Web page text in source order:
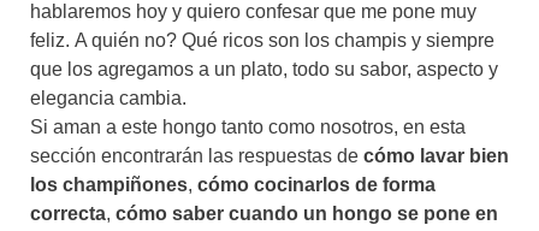
hablaremos hoy y quiero confesar que me pone muy
feliz. A quién no? Qué ricos son los champis y siempre
que los agregamos a un plato, todo su sabor, aspecto y
elegancia cambia.
Si aman a este hongo tanto como nosotros, en esta
sección encontrarán las respuestas de cómo lavar bien
los champiñones, cómo cocinarlos de forma
correcta, cómo saber cuando un hongo se pone en